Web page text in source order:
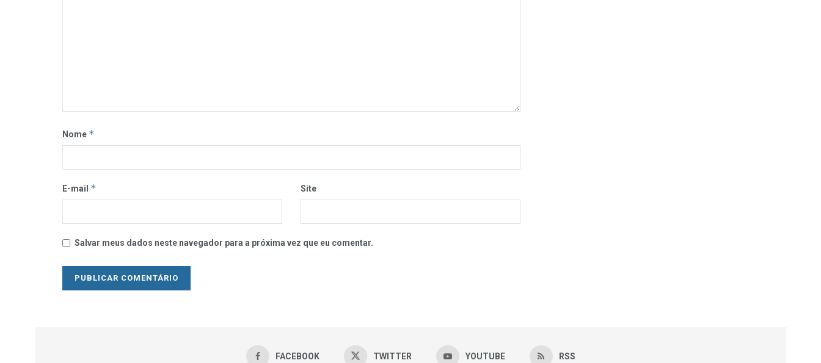
Nome *
E-mail * Site
Salvar meus dados neste navegador para a próxima vez que eu comentar.
FACEBOOK TWITTER YOUTUBE RSS